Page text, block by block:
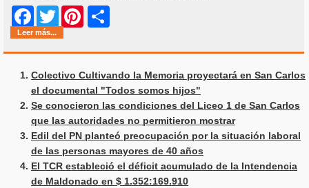
Facebook
Twitter Pinterest
Leer más...
Colectivo Cultivando la Memoria proyectará en San Carlos
el documental "Todos somos hijos"
Se conocieron las condiciones del Liceo 1 de San Carlos
que las autoridades no permitieron mostrar
Edil del PN planteó preocupación por la situación laboral
de las personas mayores de 40 años
El TCR estableció el déficit acumulado de la Intendencia
de Maldonado en $ 1.352:169.910